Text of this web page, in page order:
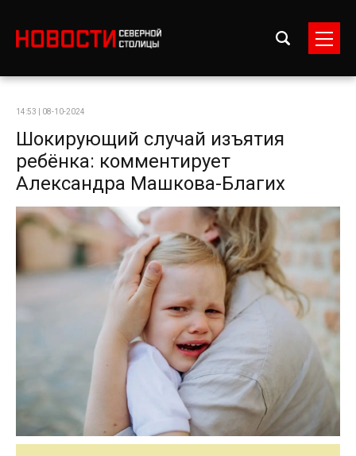
14:53 | 08-10-2024
Шокирующий случай изъятия
ребёнка: комментирует
Александра Машкова-Благих